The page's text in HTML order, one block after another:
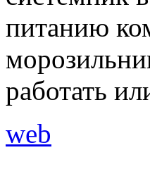
питанию
работать
web